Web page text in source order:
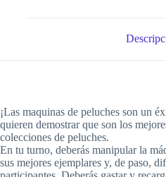
¡Las maquinas de peluches son un
quieren demostrar que son los
colecciones de peluches.
En tu turno, deberás manipular la
sus mejores ejemplares y, de paso,